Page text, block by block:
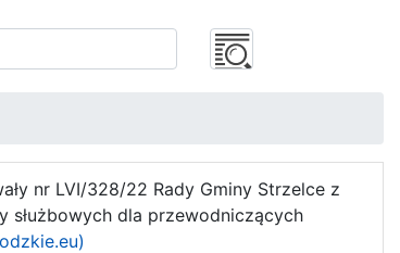
nr LVI/328/22 Rady Gminy Strzelce z
dla przewodniczących